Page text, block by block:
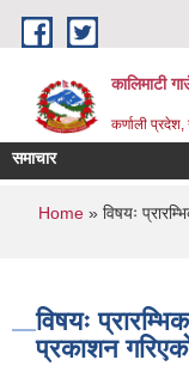
Skip to main content
कालिमाटी
कर्णाली
समाचार
You are
Home» विषयः
विषयः
प्रकाशन